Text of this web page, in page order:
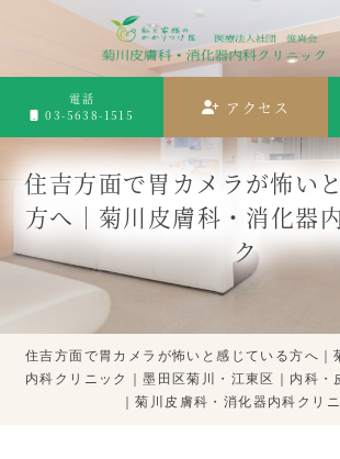
電話
03-5638-1515
アクセス
住吉方面で胃カメラが怖い
方へ｜菊川皮膚科・消化器
ク
住吉方面で胃カメラが怖いと感じている方へ｜
内科クリニック｜墨田区菊川・江東区｜内科・
｜菊川皮膚科・消化器内科クリ